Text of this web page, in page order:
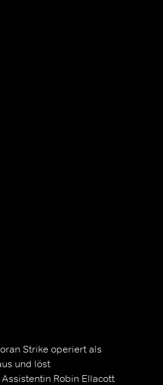
Strike operiert als
und löst
Robin Ellacott